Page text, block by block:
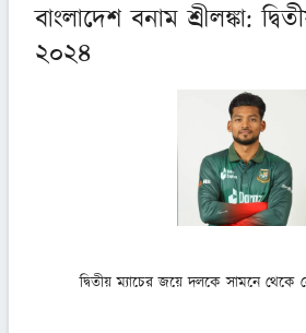
বাংলাদেশ বনাম শ্রীলঙ্কা:
২০২৪
দ্বিতীয় ম্যাচের জয়ে দলকে সামনে থেকে